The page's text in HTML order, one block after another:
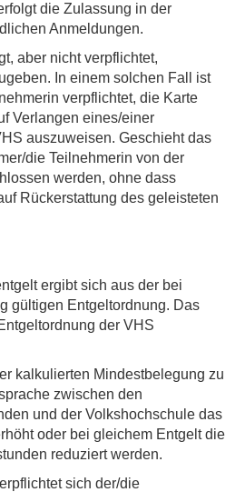
die Zulassung in der
Anmeldungen.
aber nicht verpflichtet,
In einem solchen Fall ist
verpflichtet, die Karte
Verlangen eines/einer
auszuweisen. Geschieht das
die Teilnehmerin von der
werden, ohne dass
Rückerstattung des geleisteten
ergibt sich aus der bei
gültigen Entgeltordnung. Das
der VHS
kalkulierten Mindestbelegung zu
zwischen den
und der Volkshochschule das
oder bei gleichem Entgelt die
reduziert werden.
sich der/die